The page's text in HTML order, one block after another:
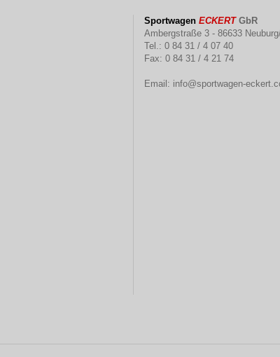
Sportwagen ECKERTGbR
Ambergstraße 3 - 86633
Tel.: 0 84 31 / 4 07 40
Fax: 0 84 31 / 4 21 74
Email: info@sportwagen-